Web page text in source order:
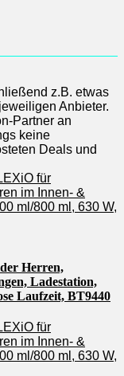
z.B. etwas
Anbieter.
Partner an
keine
Deals und
Herren,
Ladestation,
Laufzeit, BT9440